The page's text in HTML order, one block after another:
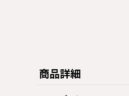
商品詳細